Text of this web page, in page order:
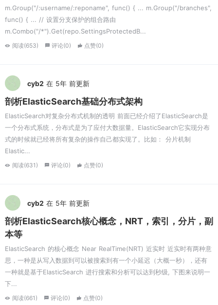
m.Group("/:username/:reponame", func() { ... m.Group("/branches",
func() { ... // 设置分支保护的组合路由
m.Combo("/*").Get(repo.SettingsProtectedB...
阅读(653) 评论(0) 点赞(0)
cyb2 在 5年 前更新
剖析ElasticSearch基础分布式架构
ElasticSearch对复杂分布式机制的透明 前面已经介绍了ElasticSearch是
一个分布式系统，分布式是为了应付大数据量。ElasticSearch它实现分布
式的时候就已经将所有复杂的操作自己都实现了。比如： 分片机制
Elastic...
阅读(631) 评论(0) 点赞(0)
cyb2 在 5年 前更新
剖析ElasticSearch核心概念，NRT，索引，分片，副
本等
ElasticSearch 的核心概念 Near RealTime(NRT) 近实时 近实时有两种意
思，一种是从写入数据到可以被搜索到有一个小延迟（大概一秒），还有
一种就是基于ElasticSearch 进行搜索和分析可以达到秒级, 下图来说明一
下...
阅读(661) 评论(0) 点赞(0)